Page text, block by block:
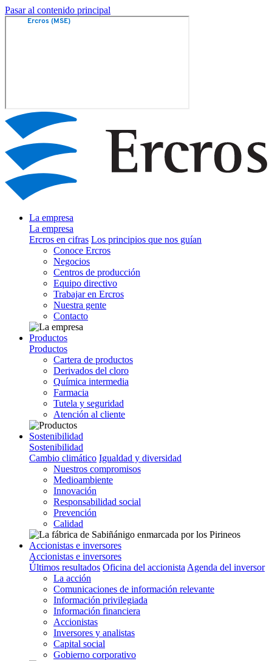
Pasar al contenido principal
La empresa
La empresa
Ercros en cifras Los principios que nos guían
Conoce Ercros
Negocios
Centros de producción
Equipo directivo
Trabajar en Ercros
Nuestra gente
Contacto
Productos
Productos
Cartera de productos
Derivados del cloro
Química intermedia
Farmacia
Tutela y seguridad
Atención al cliente
Sostenibilidad
Sostenibilidad
Cambio climático Igualdad y diversidad
Nuestros compromisos
Medioambiente
Innovación
Responsabilidad social
Prevención
Calidad
Accionistas e inversores
Accionistas e inversores
Últimos resultados Oficina del accionista Agenda del inversor
La acción
Comunicaciones de información relevante
Información privilegiada
Información financiera
Accionistas
Inversores y analistas
Capital social
Gobierno corporativo